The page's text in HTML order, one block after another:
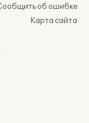
об ошибке
Карта сайта